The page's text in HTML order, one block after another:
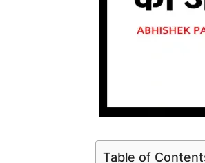
Table of